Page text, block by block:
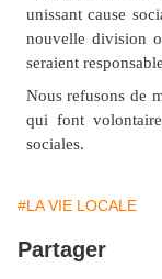
unissant cause
nouvelle division
seraient
Nous refusons de
qui font
sociales.
#LA VIE LOCALE
Partager